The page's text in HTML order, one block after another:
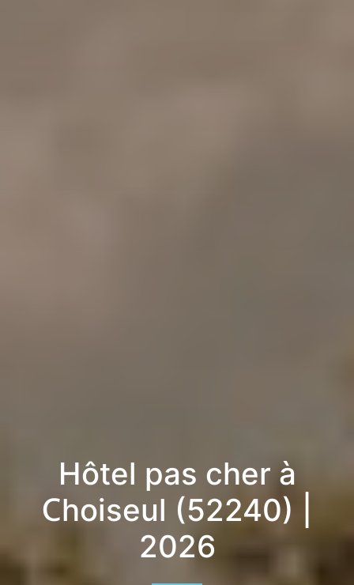
Hôtel pas cher à
Choiseul (52240) |
2026